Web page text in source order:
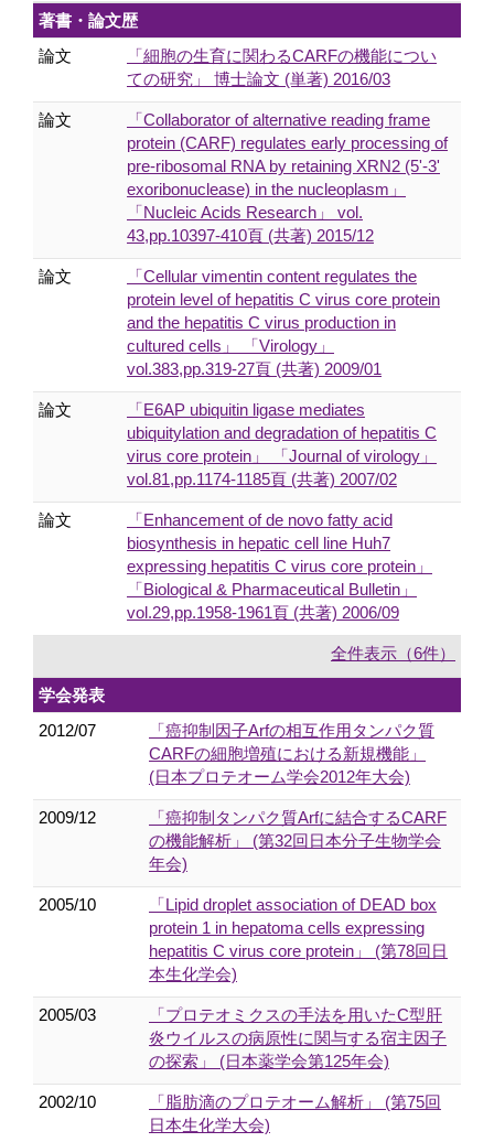
著書・論文歴
論文
「細胞の生育に関わるCARFの機能につい
ての研究」 博士論文 (単著) 2016/03
論文
「Collaborator of alternative reading frame
protein (CARF) regulates early processing of
pre-ribosomal RNA by retaining XRN2 (5'-3'
exoribonuclease) in the nucleoplasm」
「Nucleic Acids Research」 vol.
43,pp.10397-410頁 (共著) 2015/12
論文
「Cellular vimentin content regulates the
protein level of hepatitis C virus core protein
and the hepatitis C virus production in
cultured cells」 「Virology」
vol.383,pp.319-27頁 (共著) 2009/01
論文
「E6AP ubiquitin ligase mediates
ubiquitylation and degradation of hepatitis C
virus core protein」 「Journal of virology」
vol.81,pp.1174-1185頁 (共著) 2007/02
論文
「Enhancement of de novo fatty acid
biosynthesis in hepatic cell line Huh7
expressing hepatitis C virus core protein」
「Biological & Pharmaceutical Bulletin」
vol.29,pp.1958-1961頁 (共著) 2006/09
全件表示（6件）
学会発表
2012/07
「癌抑制因子Arfの相互作用タンパク質
CARFの細胞増殖における新規機能」
(日本プロテオーム学会2012年大会)
2009/12
「癌抑制タンパク質Arfに結合するCARF
の機能解析」 (第32回日本分子生物学会
年会)
2005/10
「Lipid droplet association of DEAD box
protein 1 in hepatoma cells expressing
hepatitis C virus core protein」 (第78回日
本生化学会)
2005/03
「プロテオミクスの手法を用いたC型肝
炎ウイルスの病原性に関与する宿主因子
の探索」 (日本薬学会第125年会)
2002/10
「脂肪滴のプロテオーム解析」 (第75回
日本生化学大会)